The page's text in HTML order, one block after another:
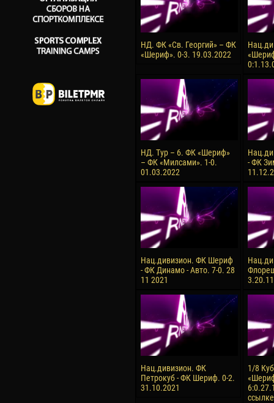
НД. ФК «Св. Георгий» – ФК
«Шериф». 0-3. 19.03.2022
НД. Тур – 6. ФК «Шериф»
– ФК «Милсами». 1-0.
01.03.2022
- ФК
Нац.дивизион. ФК Шериф
- ФК Динамо - Авто. 7-0. 28
11 2021
Нац.дивизион. ФК
Петрокуб - ФК Шериф. 0-2.
31.10.2021
1/8
ссылке